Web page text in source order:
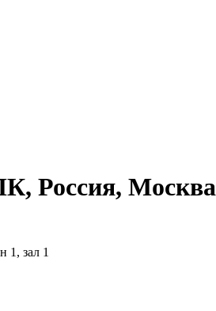
Россия, Москва
1, зал 1